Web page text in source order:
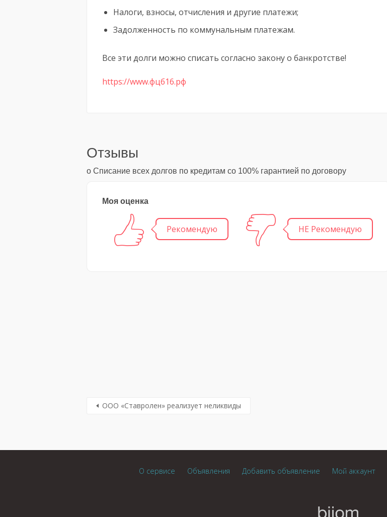
Налоги, взносы, отчисления и другие платежи;
Задолженность по коммунальным платежам.
Все эти долги можно списать согласно закону о банкротстве!
https://www.фцб16.рф
Отзывы
о Списание всех долгов по кредитам со 100% гарантией по договору
Моя оценка
Рекомендую НЕ Рекомендую
ООО «Ставролен» реализует неликвиды
О сервисе Объявления Добавить объявление Мой аккаунт